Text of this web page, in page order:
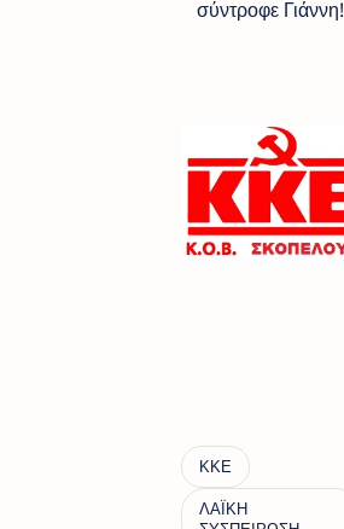
σύντροφε Γιάννη!